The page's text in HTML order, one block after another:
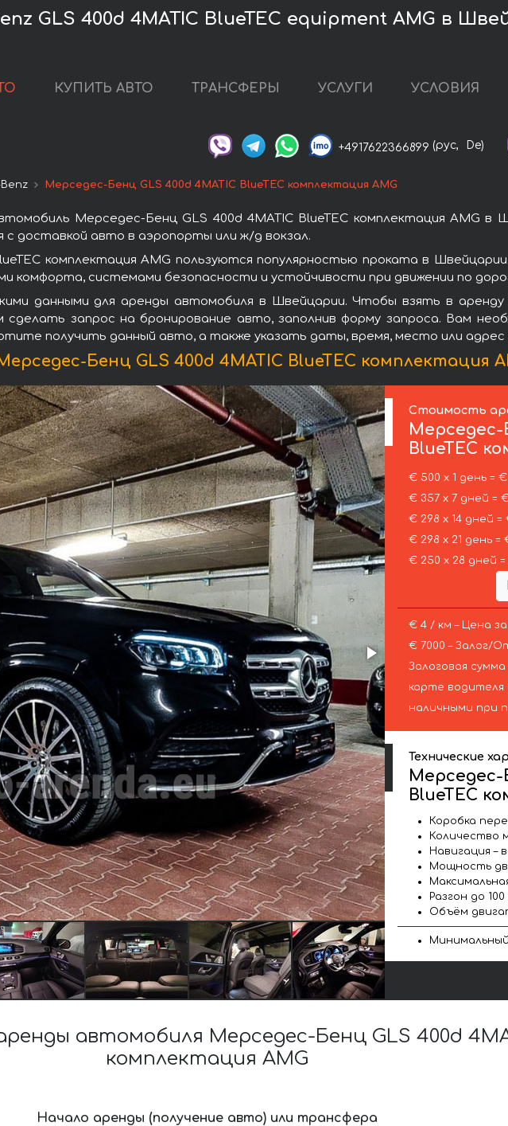
GLS 400d 4MATIC BlueTEC equipment AMG в
КУПИТЬ АВТО ТРАНСФЕРЫ УСЛУГИ УСЛОВИЯ
+4917622366899 (рус, De)
Мерседес-Бенц GLS 400d 4MATIC BlueTEC комплектация AMG
Мерседес-Бенц GLS 400d 4MATIC BlueTEC комплектация AMG в
доставкой авто в аэропорты или ж/д вокзал.
комплектация AMG пользуются популярностью проката в
комфорта, системами безопасности и устойчивости при движении по
данными для аренды автомобиля в Швейцарии. Чтобы взять в аренду
сделать запрос на бронирование авто, заполнив форму запроса. Вам
получить данный авто, а также указать даты, время, место или
Бенц GLS 400d 4MATIC BlueTEC комплектация
Стоимость
BlueTEC
€ 500 х 1 день =
€ 357 х 7 дней =
€ 298 х 14 дней =
€ 298 х 21 день =
€ 250 х 28 дней
€ 4 / км – Цена
€ 7000 – Залог/
Залоговая
карте
наличными при
Технические
Мерседес-
BlueTEC
Коробка
Количество
Навигация –
Мощность
Разгон до
Объём
автомобиля Мерседес-Бенц GLS 400d
комплектация AMG
Начало аренды (получение авто) или трансфера